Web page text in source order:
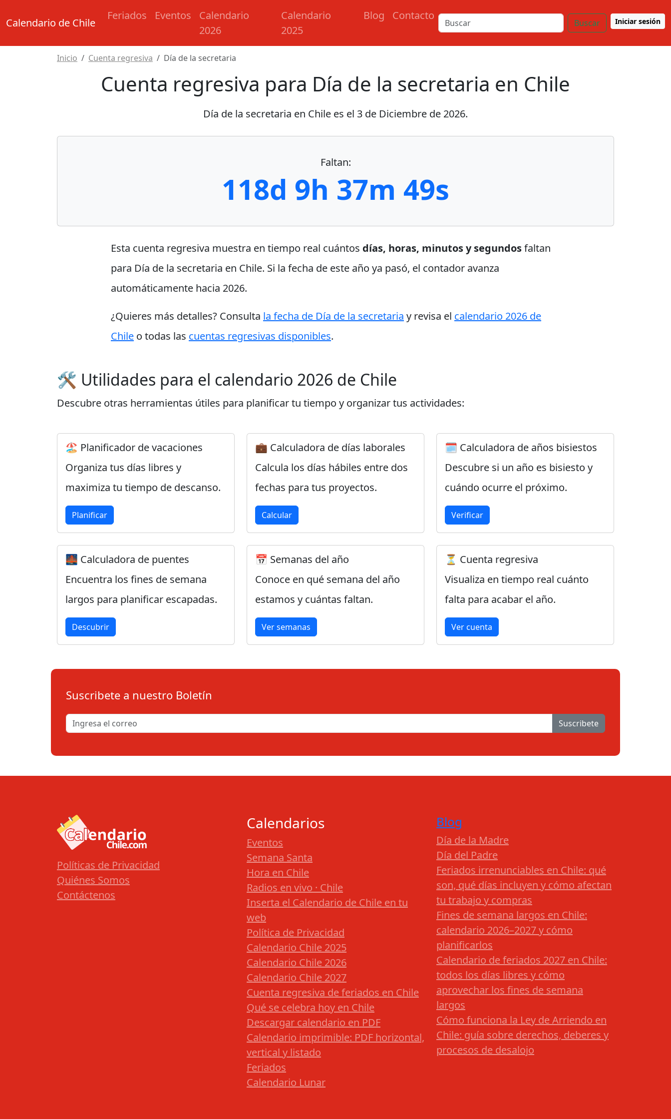
Calendario de Chile
Feriados Eventos
Calendario
2026
Calendario
2025
Blog Contacto
Buscar Iniciar sesión
Inicio Cuenta regresiva Día de la secretaria
Cuenta regresiva para Día de la secretaria en Chile
Día de la secretaria en Chile es el 3 de Diciembre de 2026.
Faltan:
118d 9h 37m 48s
Esta cuenta regresiva muestra en tiempo real cuántos días, horas, minutos y segundosfaltan
para Día de la secretaria en Chile. Si la fecha de este año ya pasó, el contador avanza
automáticamente hacia 2026.
¿Quieres más detalles? Consulta la fecha de Día de la secretaria y revisa el calendario 2026 de
Chile o todas las cuentas regresivas disponibles.
🛠️ Utilidades para el calendario 2026 de Chile
Descubre otras herramientas útiles para planificar tu tiempo y organizar tus actividades:
🏖️ Planificador de vacaciones
Organiza tus días libres y
maximiza tu tiempo de descanso.
Planificar
💼 Calculadora de días laborales
Calcula los días hábiles entre dos
fechas para tus proyectos.
Calcular
🗓️ Calculadora de años bisiestos
Descubre si un año es bisiesto y
cuándo ocurre el próximo.
Verificar
🌉 Calculadora de puentes
Encuentra los fines de semana
largos para planificar escapadas.
Descubrir
📅 Semanas del año
Conoce en qué semana del año
estamos y cuántas faltan.
Ver semanas
⏳ Cuenta regresiva
Visualiza en tiempo real cuánto
falta para acabar el año.
Ver cuenta
Suscribete a nuestro Boletín
Suscribete
Políticas de Privacidad
Quiénes Somos
Contáctenos
Calendarios
Eventos
Semana Santa
Hora en Chile
Radios en vivo · Chile
Inserta el Calendario de Chile en tu
web
Política de Privacidad
Calendario Chile 2025
Calendario Chile 2026
Calendario Chile 2027
Cuenta regresiva de feriados en Chile
Qué se celebra hoy en Chile
Descargar calendario en PDF
Calendario imprimible: PDF horizontal,
vertical y listado
Feriados
Calendario Lunar
Blog
Día de la Madre
Día del Padre
Feriados irrenunciables en Chile: qué
son, qué días incluyen y cómo afectan
tu trabajo y compras
Fines de semana largos en Chile:
calendario 2026–2027 y cómo
planificarlos
Calendario de feriados 2027 en Chile:
todos los días libres y cómo
aprovechar los fines de semana
largos
Cómo funciona la Ley de Arriendo en
Chile: guía sobre derechos, deberes y
procesos de desalojo